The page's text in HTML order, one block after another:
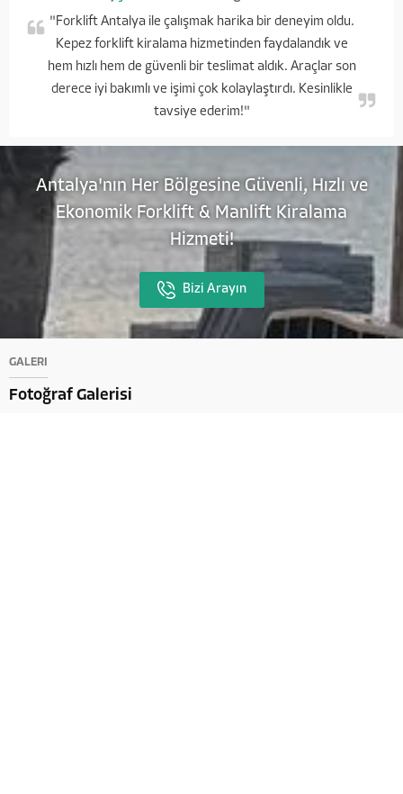
"Forklift Antalya ile çalışmak harika bir deneyim oldu.
Kepez forklift kiralama hizmetinden faydalandık ve
hem hızlı hem de güvenli bir teslimat aldık. Araçlar son
derece iyi bakımlı ve işimi çok kolaylaştırdı. Kesinlikle
tavsiye ederim!"
Antalya'nın Her Bölgesine Güvenli, Hızlı ve
Ekonomik Forklift & Manlift Kiralama
Hizmeti!
Bizi Arayın
GALERİ
Fotoğraf Galerisi